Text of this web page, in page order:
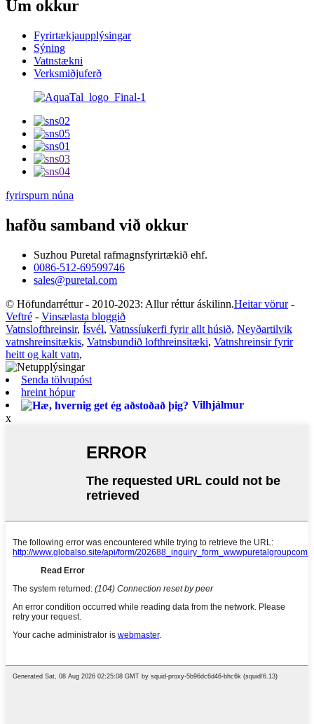
Um okkur
Fyrirtækjaupplýsingar
Sýning
Vatnstækni
Verksmiðjuferð
fyrirspurn núna
hafðu samband við okkur
Suzhou Puretal rafmagnsfyrirtækið ehf.
0086-512-69599746
sales@puretal.com
© Höfundarréttur - 2010-2023: Allur réttur áskilinn.Heitar vörur-
Veftré - Vinsælasta bloggið
Vatnslofthreinsir, Ísvél, Vatnssíukerfi fyrir allt húsið, Neyðartilvik
vatnshreinsitækis, Vatnsbundið lofthreinsitæki, Vatnshreinsir fyrir
heitt og kalt vatn,
Senda tölvupóst
hreint hópur
Vilhjálmur
x